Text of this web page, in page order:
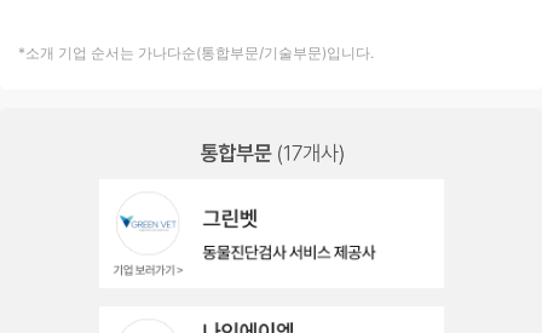
*소개 기업 순서는 가나다순(통합부문/기술부문)입니다.